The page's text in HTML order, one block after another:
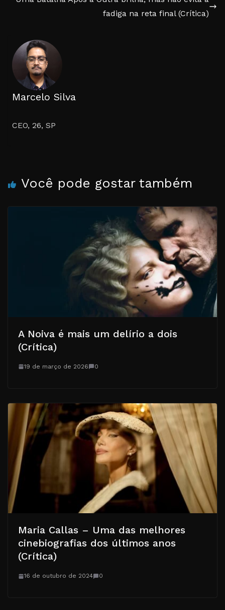
fadiga na reta final (Crítica)
Marcelo Silva
CEO, 26, SP
Você pode gostar também
A Noiva é mais um delírio a dois
(Crítica)
19 de março de 2026 0
Maria Callas – Uma das melhores
cinebiografias dos últimos anos
(Crítica)
16 de outubro de 2024 0